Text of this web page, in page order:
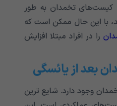
کیست‌های تخمدان به طور
با این حال ممکن است که
را در افراد مبتلا افزایش
بعد از یائسگی
وجود دارد. شایع ترین